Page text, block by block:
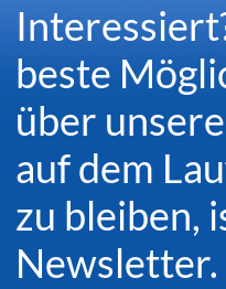
beste
über
auf dem
zu bleiben,
Newsletter.